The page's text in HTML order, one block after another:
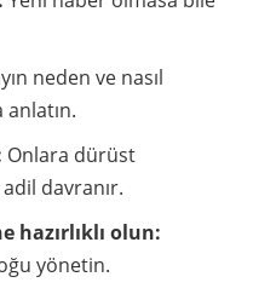
neden ve nasıl
Onlara dürüst
davranır.
hazırlıklı olun:
yönetin.